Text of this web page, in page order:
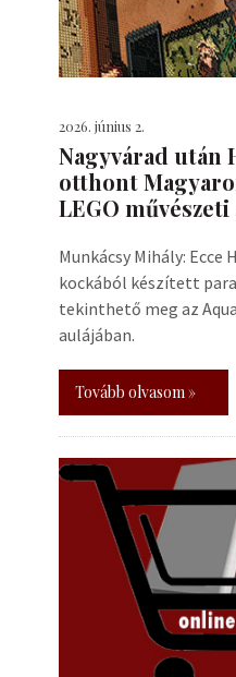
2026. június 2.
Nagyvárad után
otthont
LEGO
Munkácsy Mihály: Ecce
kockából készített
tekinthető meg az
aulájában.
Tovább olvasom »